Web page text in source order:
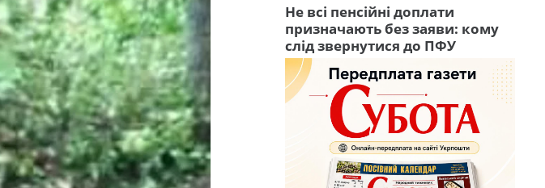
Не всі пенсійні доплати
призначають без заяви: кому
слід звернутися до ПФУ